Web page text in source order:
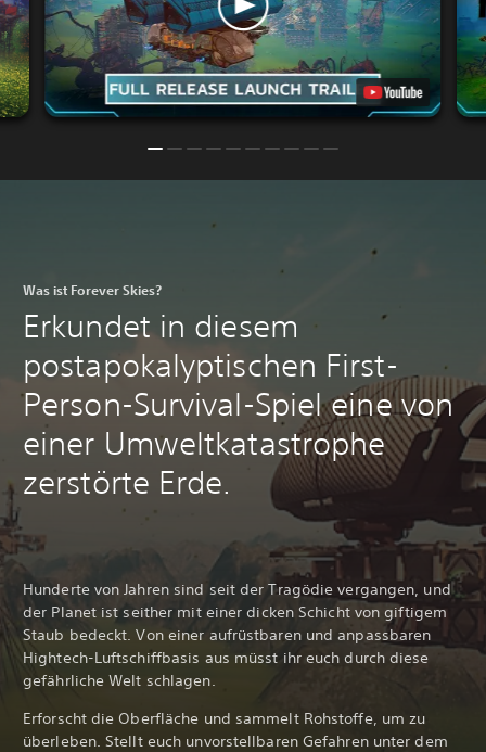
Was ist Forever Skies?
Erkundet in diesem
postapokalyptischen First-
Person-Survival-Spiel eine von
einer Umweltkatastrophe
zerstörte Erde.
Hunderte von Jahren sind seit der Tragödie vergangen, und
der Planet ist seither mit einer dicken Schicht von giftigem
Staub bedeckt. Von einer aufrüstbaren und anpassbaren
Hightech-Luftschiffbasis aus müsst ihr euch durch diese
gefährliche Welt schlagen.
Erforscht die Oberfläche und sammelt Rohstoffe, um zu
überleben. Stellt euch unvorstellbaren Gefahren unter dem